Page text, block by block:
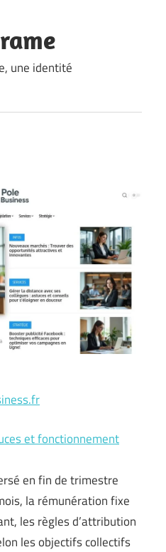
une identité
et fonctionnement
en fin de trimestre
la rémunération fixe
les règles d’attribution
les objectifs collectifs